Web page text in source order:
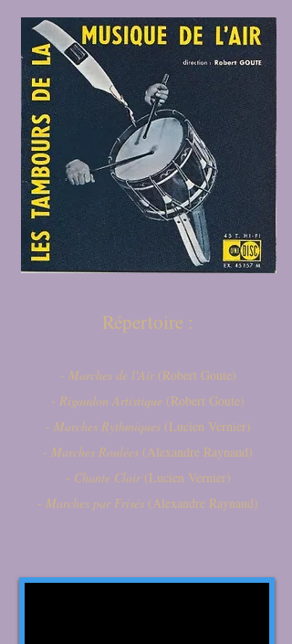
Répertoire :
- Marches de l'Air (Robert Goute)
- Rigaudon Artistique (Robert Goute)
- Marches Rythmiques(Lucien Vernier)
- Marches Roulées (Alexandre Raynaud)
- Chante Clair(Lucien Vernier)
- Marches par Frisés (Alexandre Raynaud)